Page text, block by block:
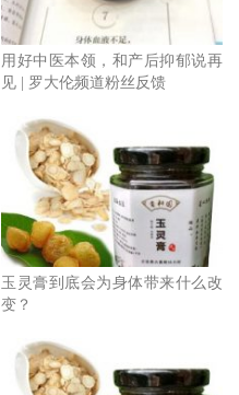
用好中医本领，和产后抑郁说再
见 | 罗大伦频道粉丝反馈
玉灵膏到底会为身体带来什么改
变？